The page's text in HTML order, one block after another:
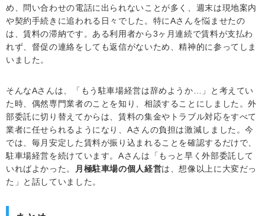
め、問い合わせの電話に出られないことが多く、週末は現地案内
や契約手続きに追われる日々でした。特にAさんを悩ませたの
は、賃料の滞納です。ある利用者から3ヶ月連続で賃料が支払わ
れず、督促の連絡をしても返信がないため、精神的に参ってしま
いました。
そんなAさんは、「もう駐車場経営は辞めようか…」と考えてい
た時、偶然専門業者のことを知り、相談することにしました。外
部委託に切り替えてからは、賃料の集金やトラブル対応をすべて
業者に任せられるようになり、Aさんの負担は激減しました。今
では、毎月安定した賃料が振り込まれることを確認するだけで、
駐車場経営を続けています。Aさんは「もっと早く外部委託して
いればよかった。
月極駐車場の個人経営は、想像以上に大変だっ
た」と話していました。